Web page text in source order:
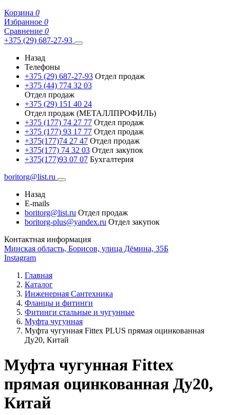
Корзина 0
Избранное 0
Сравнение 0
+375 (29) 687-27-93
Назад
Телефоны
+375 (29) 687-27-93 Отдел продаж
+375 (44) 774 32 03
Отдел продаж
+375 (29) 151 40 24
Отдел продаж (МЕТАЛЛПРОФИЛЬ)
+375 (177) 74 27 77 Отдел продаж
+375 (177) 93 17 77 Отдел продаж
+375(177)74 27 47 Отдел продаж
+375(177) 74 32 03 Отдел закупок
+375(177)93 07 07 Бухгалтерия
boritorg@list.ru
Назад
E-mails
boritorg@list.ru Отдел продаж
boritorg-plus@yandex.ru Отдел закупок
Контактная информация
Минская область, Борисов, улица Дёмина, 35Б
Instagram
Главная
Каталог
Инженерная Сантехника
Фланцы и фитинги
Фитинги стальные и чугунные
Муфта чугунная
Муфта чугунная Fittex PLUS прямая оцинкованная
Ду20, Китай
Муфта чугунная Fittex
прямая оцинкованная Ду20,
Китай